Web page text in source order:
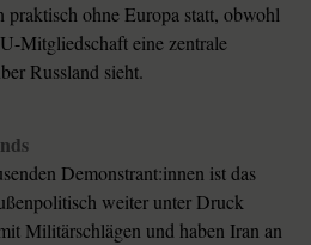
ohne Europa statt, obwohl
Mitgliedschaft eine zentrale
Russland sieht.
Demonstrant:innen ist das
weiter unter Druck
Militärschlägen und haben Iran an